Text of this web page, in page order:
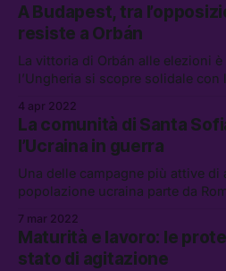
A Budapest, tra
resiste a Orbán
La vittoria di Orbán alle elezioni
l’Ungheria si scopre solidale con
ha passato il quorum. Un
associazioni, comunità e persone
allo strapotere del nuov
4 apr 2022
La comunità di Santa
l’Ucraina in guerra
Una delle campagne più attive di
popolazione ucraina parte da
l’impegno della comunità contro
prima dell’ultima invasione russa
7 mar 2022
Maturità e lavoro: le
stato di agitazione